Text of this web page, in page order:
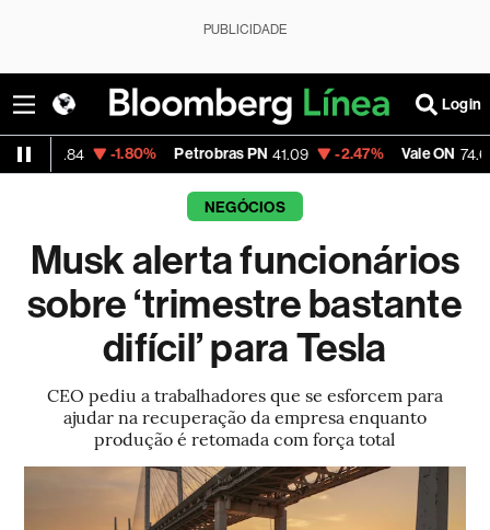
PUBLICIDADE
Login
-1.80% Petrobras PN 41.09 -2.47% Vale ON 74.65 -
NEGÓCIOS
Musk alerta funcionários
sobre ‘trimestre bastante
difícil’ para Tesla
CEO pediu a trabalhadores que se esforcem para
ajudar na recuperação da empresa enquanto
produção é retomada com força total